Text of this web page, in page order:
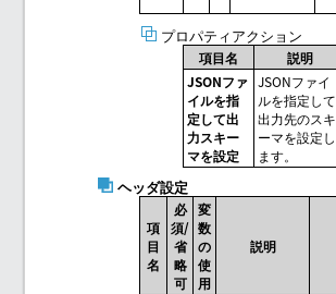
プロパティアクション
項目名 説明
JSONファ
イルを指
定して出
力スキー
マを設定
JSONファイ
ルを指定して
出力先のスキ
ーマを設定し
ます。
ヘッダ設定
項
目
名
必
須/
省
略
可
変
数
の
使
用
説明